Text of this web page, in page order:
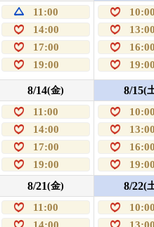
11:00
14:00
17:00
19:00
10:00
13:00
16:00
19:00
8/14(金)
11:00
14:00
17:00
19:00
8/15(
10:00
13:00
16:00
19:00
8/21(金)
11:00
14:00
8/22(
10:00
13:00